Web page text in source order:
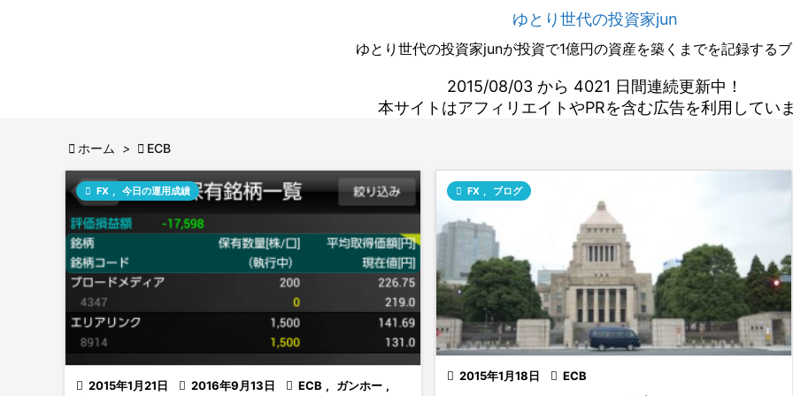
ゆとり世代の投資家jun
ゆとり世代の投資家junが投資で1億円の資産を築くまでを記録するブ
2015/08/03 から 4021 日間連続更新中！
本サイトはアフィリエイトやPRを含む広告を利用してい
 ホーム >  ECB
 2015年1月21日  2016年9月13日
 FX , 今日の運用成績
 ECB , ガンホー ,
 2015年1月18日
 FX , ブログ
 ECB